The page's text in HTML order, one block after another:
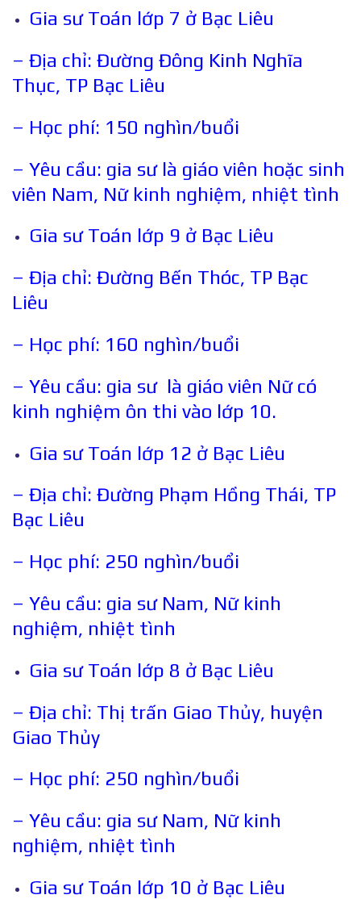
Gia sư Toán lớp 7 ở Bạc Liêu
– Địa chỉ: Đường Đông Kinh Nghĩa
Thục, TP Bạc Liêu
– Học phí: 150 nghìn/buổi
– Yêu cầu: gia sư là giáo viên hoặc sinh
viên Nam, Nữ kinh nghiệm, nhiệt tình
Gia sư Toán lớp 9 ở Bạc Liêu
– Địa chỉ: Đường Bến Thóc, TP Bạc
Liêu
– Học phí: 160 nghìn/buổi
– Yêu cầu: gia sư là giáo viên Nữ có
kinh nghiệm ôn thi vào lớp 10.
Gia sư Toán lớp 12 ở Bạc Liêu
– Địa chỉ: Đường Phạm Hồng Thái, TP
Bạc Liêu
– Học phí: 250 nghìn/buổi
– Yêu cầu: gia sư Nam, Nữ kinh
nghiệm, nhiệt tình
Gia sư Toán lớp 8 ở Bạc Liêu
– Địa chỉ: Thị trấn Giao Thủy, huyện
Giao Thủy
– Học phí: 250 nghìn/buổi
– Yêu cầu: gia sư Nam, Nữ kinh
nghiệm, nhiệt tình
Gia sư Toán lớp 10 ở Bạc Liêu